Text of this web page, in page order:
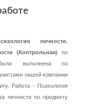
личности.
(Контрольная) по
выполнена по
нашей компании
Работа - Психология
личности по предмету